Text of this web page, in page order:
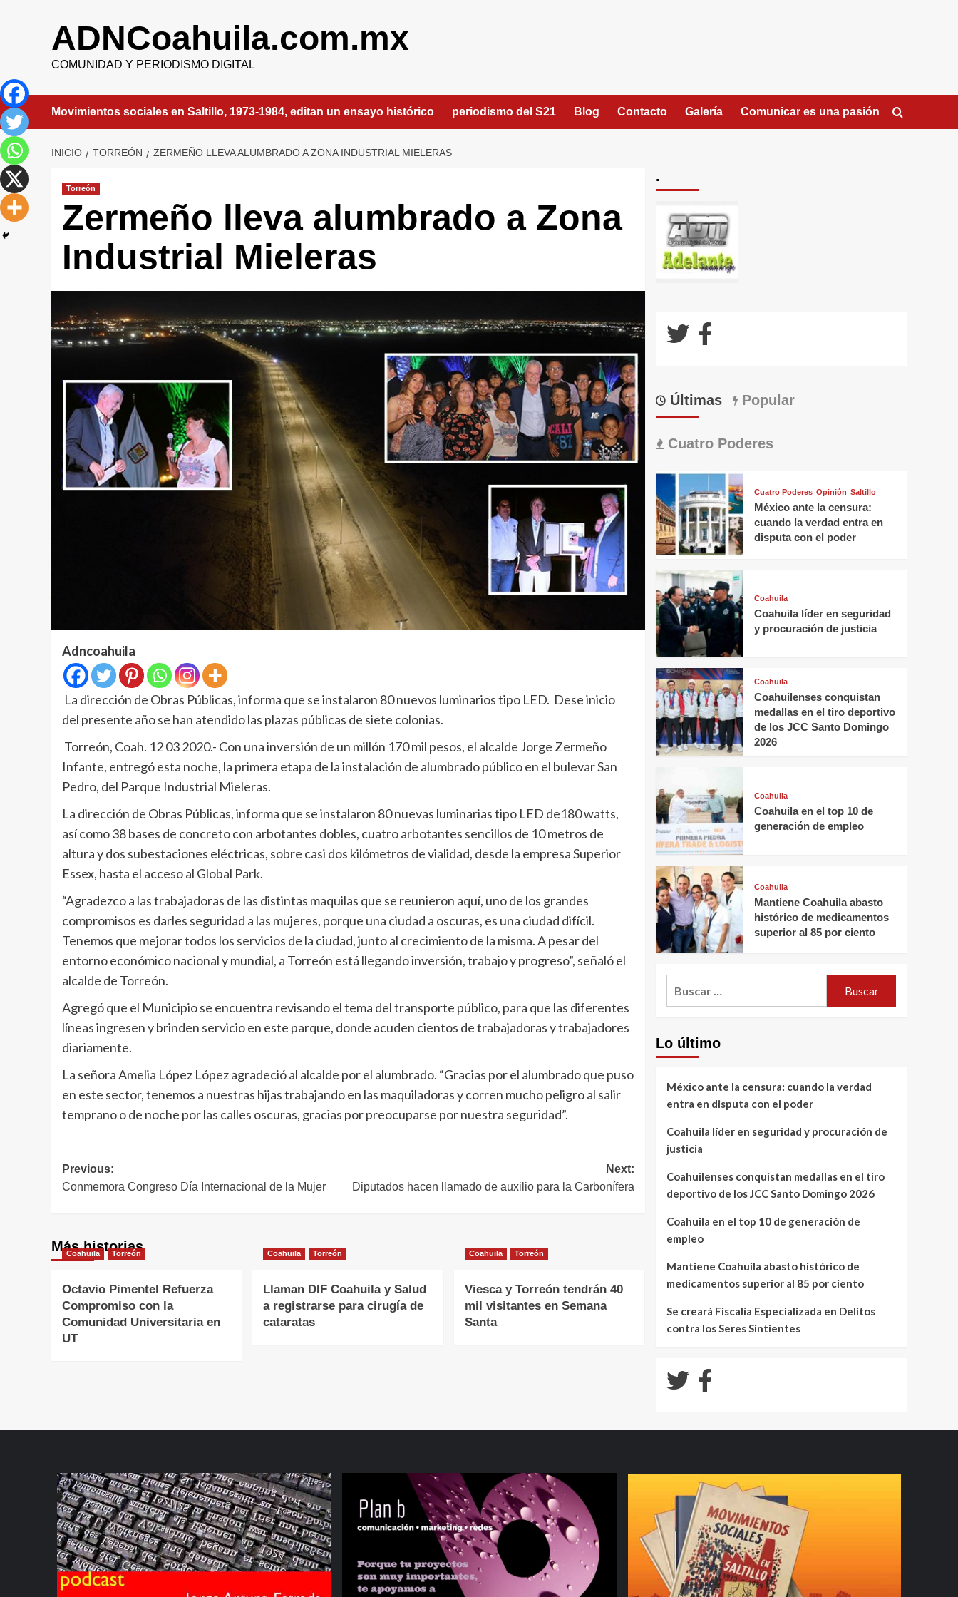
ADNCoahuila.com.mx
COMUNIDAD Y PERIODISMO DIGITAL
Movimientos sociales en Saltillo, 1973-1984, editan un ensayo histórico periodismo del S21 Blog Contacto Galería Comunicar es una pasión
INICIO TORREÓN ZERMEÑO LLEVA ALUMBRADO A ZONA INDUSTRIAL MIELERAS
Torreón
Zermeño lleva alumbrado a Zona
Industrial Mieleras
Adncoahuila
La dirección de Obras Públicas, informa que se instalaron 80 nuevos luminarios tipo LED. Dese inicio
del presente año se han atendido las plazas públicas de siete colonias.
Torreón, Coah. 12 03 2020.- Con una inversión de un millón 170 mil pesos, el alcalde Jorge Zermeño
Infante, entregó esta noche, la primera etapa de la instalación de alumbrado público en el bulevar San
Pedro, del Parque Industrial Mieleras.
La dirección de Obras Públicas, informa que se instalaron 80 nuevas luminarias tipo LED de180 watts,
así como 38 bases de concreto con arbotantes dobles, cuatro arbotantes sencillos de 10 metros de
altura y dos subestaciones eléctricas, sobre casi dos kilómetros de vialidad, desde la empresa Superior
Essex, hasta el acceso al Global Park.
“Agradezco a las trabajadoras de las distintas maquilas que se reunieron aquí, uno de los grandes
compromisos es darles seguridad a las mujeres, porque una ciudad a oscuras, es una ciudad difícil.
Tenemos que mejorar todos los servicios de la ciudad, junto al crecimiento de la misma. A pesar del
entorno económico nacional y mundial, a Torreón está llegando inversión, trabajo y progreso”, señaló el
alcalde de Torreón.
Agregó que el Municipio se encuentra revisando el tema del transporte público, para que las diferentes
líneas ingresen y brinden servicio en este parque, donde acuden cientos de trabajadoras y trabajadores
diariamente.
La señora Amelia López López agradeció al alcalde por el alumbrado. “Gracias por el alumbrado que puso
en este sector, tenemos a nuestras hijas trabajando en las maquiladoras y corren mucho peligro al salir
temprano o de noche por las calles oscuras, gracias por preocuparse por nuestra seguridad”.
Navegación
de
Previous:
Conmemora Congreso Día Internacional de la Mujer
Next:
Diputados hacen llamado de auxilio para la Carbonífera
Más historias
Coahuila Torreón
Octavio Pimentel Refuerza
Compromiso con la
Comunidad Universitaria en
UT
Coahuila Torreón
Llaman DIF Coahuila y Salud
a registrarse para cirugía de
cataratas
Coahuila Torreón
Viesca y Torreón tendrán 40
mil visitantes en Semana
Santa
.
Últimas Popular
Cuatro Poderes
Cuatro Poderes Opinión Saltillo
México ante la censura:
cuando la verdad entra en
disputa con el poder
Coahuila
Coahuila líder en seguridad
y procuración de justicia
Coahuila
Coahuilenses conquistan
medallas en el tiro deportivo
de los JCC Santo Domingo
2026
Coahuila
Coahuila en el top 10 de
generación de empleo
Coahuila
Mantiene Coahuila abasto
histórico de medicamentos
superior al 85 por ciento
Lo último
México ante la censura: cuando la verdad
entra en disputa con el poder
Coahuila líder en seguridad y procuración de
justicia
Coahuilenses conquistan medallas en el tiro
deportivo de los JCC Santo Domingo 2026
Coahuila en el top 10 de generación de
empleo
Mantiene Coahuila abasto histórico de
medicamentos superior al 85 por ciento
Se creará Fiscalía Especializada en Delitos
contra los Seres Sintientes